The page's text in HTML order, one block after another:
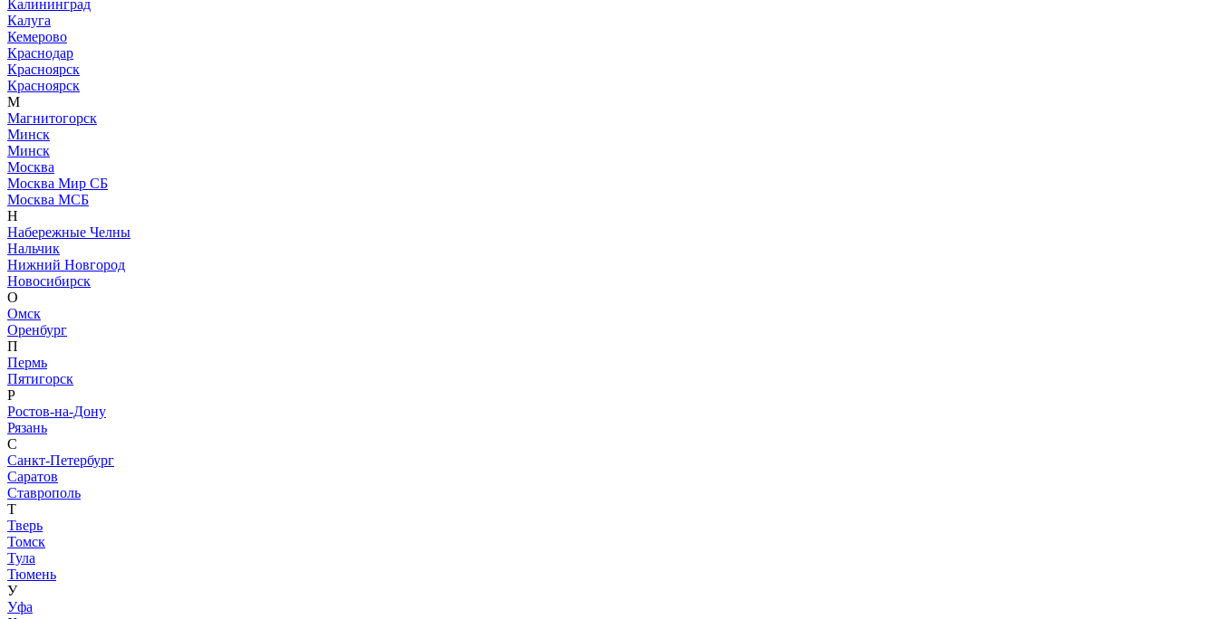
Калининград
Калуга
Кемерово
Краснодар
Красноярск
Красноярск
М
Магнитогорск
Минск
Минск
Москва
Москва Мир СБ
Москва МСБ
Н
Набережные Челны
Нальчик
Нижний Новгород
Новосибирск
О
Омск
Оренбург
П
Пермь
Пятигорск
Р
Ростов-на-Дону
Рязань
С
Санкт-Петербург
Саратов
Ставрополь
Т
Тверь
Томск
Тула
Тюмень
У
Уфа